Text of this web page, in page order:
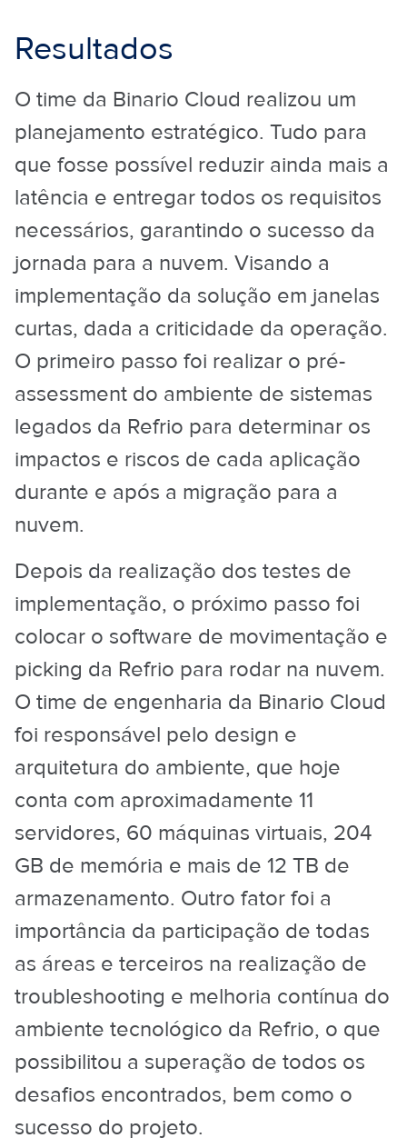
Resultados
O time da Binario Cloud realizou um
planejamento estratégico. Tudo para
que fosse possível reduzir ainda mais a
latência e entregar todos os requisitos
necessários, garantindo o sucesso da
jornada para a nuvem. Visando a
implementação da solução em janelas
curtas, dada a criticidade da operação.
O primeiro passo foi realizar o pré-
assessment do ambiente de sistemas
legados da Refrio para determinar os
impactos e riscos de cada aplicação
durante e após a migração para a
nuvem.
Depois da realização dos testes de
implementação, o próximo passo foi
colocar o software de movimentação e
picking da Refrio para rodar na nuvem.
O time de engenharia da Binario Cloud
foi responsável pelo design e
arquitetura do ambiente, que hoje
conta com aproximadamente 11
servidores, 60 máquinas virtuais, 204
GB de memória e mais de 12 TB de
armazenamento. Outro fator foi a
importância da participação de todas
as áreas e terceiros na realização de
troubleshooting e melhoria contínua do
ambiente tecnológico da Refrio, o que
possibilitou a superação de todos os
desafios encontrados, bem como o
sucesso do projeto.